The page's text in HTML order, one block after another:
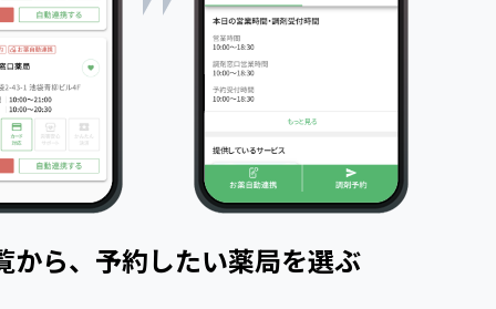
から、予約したい薬局を選ぶ